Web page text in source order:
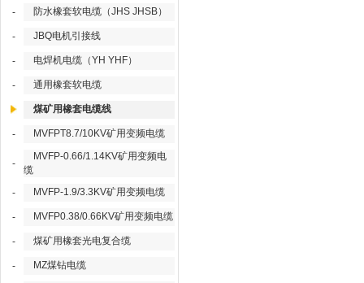
- 防水橡套软电缆（JHS JHSB）
- JBQ电机引接线
- 电焊机电缆（YH YHF）
- 通用橡套软电缆
煤矿用橡套电缆线
- MVFPT8.7/10KV矿用变频电缆
-
MVFP-0.66/1.14KV矿用变频电
缆
-
MVFP-1.9/3.3KV矿用变频电缆
- MVFP0.38/0.66KV矿用变频电缆
- 煤矿用橡套光电复合缆
- MZ煤钻电缆